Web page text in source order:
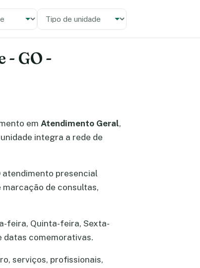
- GO -
em Atendimento Geral,
integra a rede de
atendimento presencial
de consultas,
feira, Quinta-feira, Sexta-
datas comemorativas.
serviços, profissionais,